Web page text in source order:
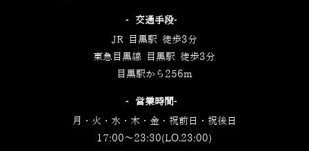
‐交通手段‐
JR 目黒駅 徒歩3分
東急目黒線 目黒駅 徒歩3分
目黒駅から256m
‐営業時間‐
月・火・水・木・金・祝前日・祝後日
17:00～23:30(LO.23:00)